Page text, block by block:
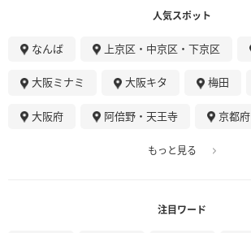
人気スポット
なんば 上京区・中京区・下京区
大阪ミナミ 大阪キタ 梅田
大阪府 阿倍野・天王寺 京都府
もっと見る
注目ワード